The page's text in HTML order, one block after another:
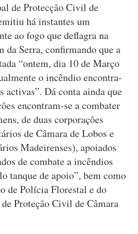
de Protecção Civil de
há instantes um
ao fogo que deflagra na
da Serra, confirmando que a
“ontem, dia 10 de Março
o incêndio encontra-
activas”. Dá conta ainda que
encontram-se a combater
de duas corporações
de Câmara de Lobos e
Madeirenses), apoiados
de combate a incêndios
tanque de apoio”, bem como
de Polícia Florestal e do
Proteção Civil de Câmara